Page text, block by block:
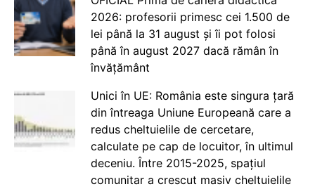
2026: profesorii primesc cei 1.500 de
lei până la 31 august și îi pot folosi
până în august 2027 dacă rămân în
învățământ
Unici în UE: România este singura țară
din întreaga Uniune Europeană care a
redus cheltuielile de cercetare,
calculate pe cap de locuitor, în ultimul
deceniu. Între 2015-2025, spațiul
comunitar a crescut masiv cheltuielile